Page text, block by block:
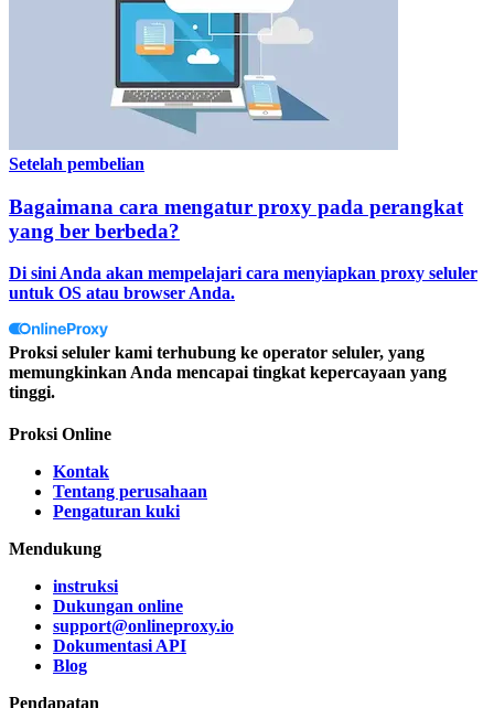
Setelah pembelian
Bagaimana cara mengatur proxy pada perangkat
yang ber berbeda?
Di sini Anda akan mempelajari cara menyiapkan proxy seluler
untuk OS atau browser Anda.
Proksi seluler kami terhubung ke operator seluler, yang
memungkinkan Anda mencapai tingkat kepercayaan yang
tinggi.
Proksi Online
Kontak
Tentang perusahaan
Pengaturan kuki
Mendukung
instruksi
Dukungan online
support@onlineproxy.io
Dokumentasi API
Blog
Pendapatan